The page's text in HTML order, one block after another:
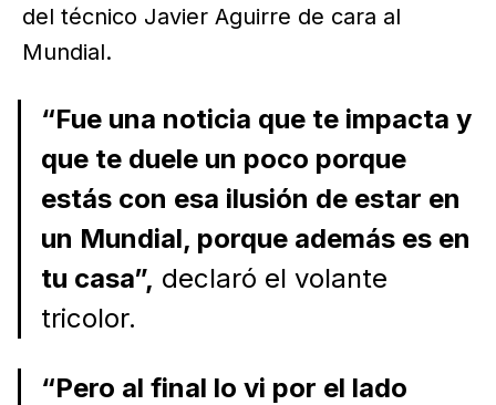
del técnico Javier Aguirre de cara al
Mundial.
“Fue una noticia que te impacta y
que te duele un poco porque
estás con esa ilusión de estar en
un Mundial, porque además es en
tu casa”, declaró el volante
tricolor.
“Pero al final lo vi por el lado